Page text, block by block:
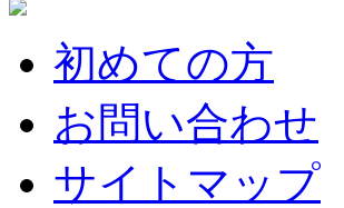
初めての方
お問い合わせ
サイトマップ